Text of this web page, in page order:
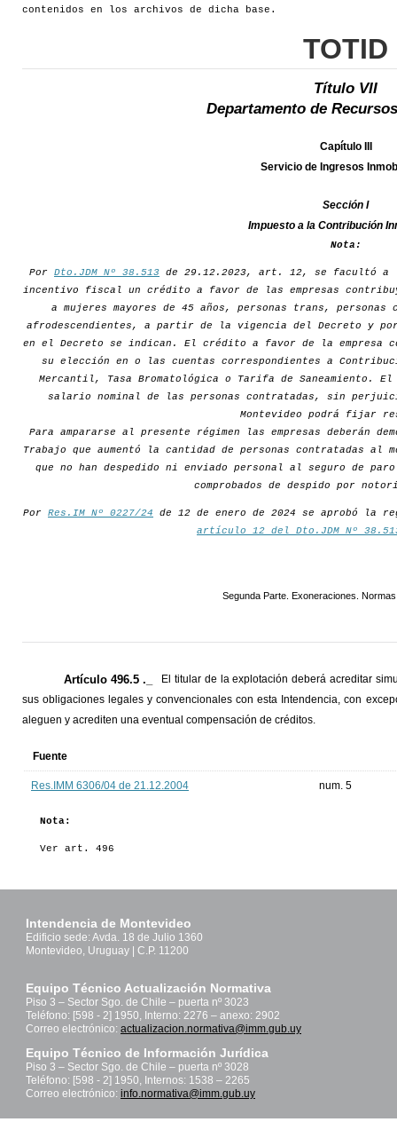
contenidos en los archivos de dicha base.
TOTID
Título VII
Departamento de
Capítulo III
Servicio de Ingresos
Sección I
Impuesto a la Contribución
Nota:
Por Dto.JDM Nº 38.513 de 29.12.2023, art. 12, se facultó a
incentivo fiscal un crédito a favor de las empresas
a mujeres mayores de 45 años, personas trans,
afrodescendientes, a partir de la vigencia del Decreto y
en el Decreto se indican. El crédito a favor de la empresa
su elección en o las cuentas correspondientes a
Mercantil, Tasa Bromatológica o Tarifa de Saneamiento.
salario nominal de las personas contratadas, sin
Montevideo podrá fijar
Para ampararse al presente régimen las empresas deberán
Trabajo que aumentó la cantidad de personas contratadas
que no han despedido ni enviado personal al seguro de
comprobados de despido por
Por Res.IM Nº 0227/24 de 12 de enero de 2024 se aprobó la
artículo 12 del Dto.JDM Nº
Segunda Parte. Exoneraciones.
Artículo 496.5 ._
El titular de la explotación deberá acreditar
sus obligaciones legales y convencionales con esta Intendencia, con
aleguen y acrediten una eventual compensación de créditos.
Fuente
Res.IMM 6306/04 de 21.12.2004 num. 5
Nota:
Ver art. 496
Intendencia de Montevideo
Edificio sede: Avda. 18 de Julio 1360
Montevideo, Uruguay | C.P. 11200
Equipo Técnico Actualización Normativa
Piso 3 – Sector Sgo. de Chile – puerta nº 3023
Teléfono: [598 - 2] 1950, Interno: 2276 – anexo: 2902
Correo electrónico: actualizacion.normativa@imm.gub.uy
Equipo Técnico de Información Jurídica
Piso 3 – Sector Sgo. de Chile – puerta nº 3028
Teléfono: [598 - 2] 1950, Internos: 1538 – 2265
Correo electrónico: info.normativa@imm.gub.uy